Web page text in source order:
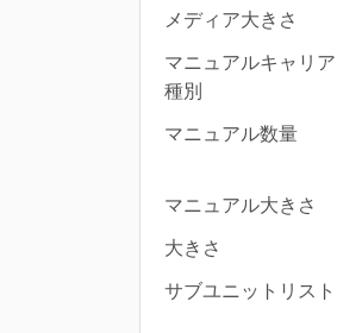
メディア大きさ
マニュアルキャリア
種別
マニュアル数量
マニュアル大きさ
大きさ
サブユニットリスト